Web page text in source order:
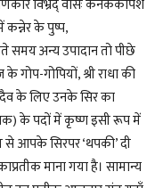
विभ्रद् वासः कनककपिशं
कन्नेर के पुष्प,
समय अन्य उपादान तो पीछे
गोप-गोपियों, श्री राधा की
के लिए उनके सिर का
के पदों में कृष्ण इसी रूप में
से आपके सिरपर ‘थपकी’ दी
माना गया है। सामान्य